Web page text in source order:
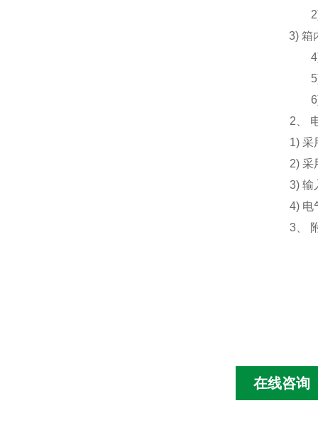
3) 箱
2、
1) 采
2) 采
3) 输
4) 电
3、
在线咨询